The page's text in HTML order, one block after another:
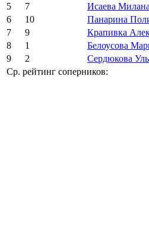
5
7 Исаева
6
10 Панарина
7
9 Крапивка
8
1 Белоусова
9
2 Сердюкова
Ср. рейтинг соперников: